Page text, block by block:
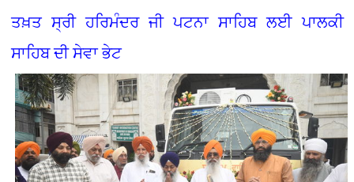
ਤਖ਼ਤ ਸ੍ਰੀ ਹਰਿਮੰਦਰ ਜੀ ਪਟਨਾ ਸਾਹਿਬ ਲਈ ਪਾਲਕੀ
ਸਾਹਿਬ ਦੀ ਸੇਵਾ ਭੇਟ